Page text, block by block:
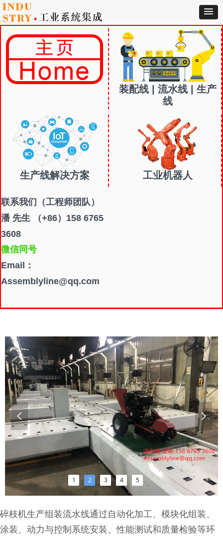
装配线 | 流水线 | 生产
线
生产线解决方案 工业机器人
联系我们
（工程师团队）
潘 先生 （+86）158 6765
3608
微信同号
Email：
Assemblyline@qq.com
碎枝机生产组装流水线通过自动化加工、模块化组装、
涂装、动力与控制系统安装、性能测试和质量检验等环
1 2 3 4 5
넳 넲